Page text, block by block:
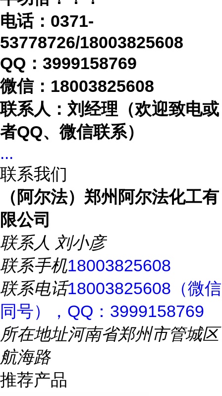
电话： 0371-
53778726/18003825608
QQ：3999158769
微信： 18003825608
联系人：刘经理（欢迎致电或
者QQ、微信联系）
...
联系我们
（阿尔法）郑州阿尔法化工有
限公司
联系人 刘小彦
联系手机18003825608
联系电话18003825608（微信
同号），QQ：3999158769
所在地址河南省郑州市管城区
航海路
推荐产品